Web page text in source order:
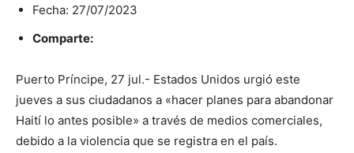
Fecha: 27/07/2023
Comparte:
Puerto Príncipe, 27 jul.- Estados Unidos urgió este
jueves a sus ciudadanos a «hacer planes para abandonar
Haití lo antes posible» a través de medios comerciales,
debido a la violencia que se registra en el país.